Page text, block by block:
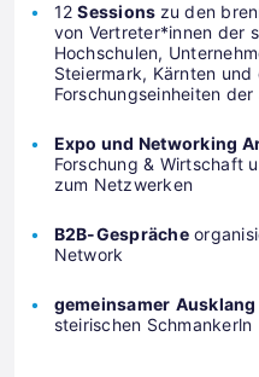
12Sessions zu den
von Vertreter*innen der
Hochschulen,
Steiermark, Kärnten
Forschungseinheiten der
Expo und Networking
Forschung & Wirtschaft
zum Netzwerken
B2B-Gespräche
Network
gemeinsamer Ausklang
steirischen Schmankerln